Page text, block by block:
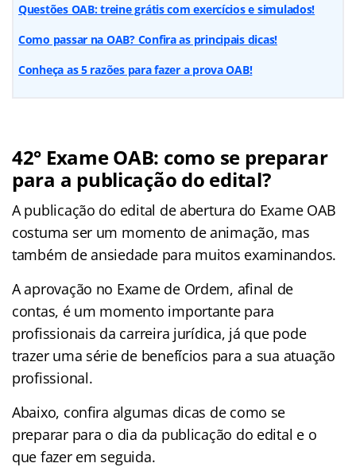
Questões OAB: treine grátis com exercícios e simulados!
Como passar na OAB? Confira as principais dicas!
Conheça as 5 razões para fazer a prova OAB!
42° Exame OAB: como se preparar
para a publicação do edital?
A publicação do edital de abertura do Exame OAB
costuma ser um momento de animação, mas
também de ansiedade para muitos examinandos.
A aprovação no Exame de Ordem, afinal de
contas, é um momento importante para
profissionais da carreira jurídica, já que pode
trazer uma série de benefícios para a sua atuação
profissional.
Abaixo, confira algumas dicas de como se
preparar para o dia da publicação do edital e o
que fazer em seguida.